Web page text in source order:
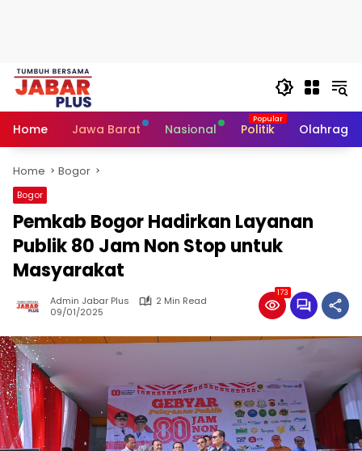
Skip
Home
Jawa Barat Nasional Politik Olahraga
Home Bogor
Bogor
Pemkab Bogor Hadirkan Layanan
Publik 80 Jam Non Stop untuk
Masyarakat
Admin Jabar Plus
2 Min Read
09/01/2025
173